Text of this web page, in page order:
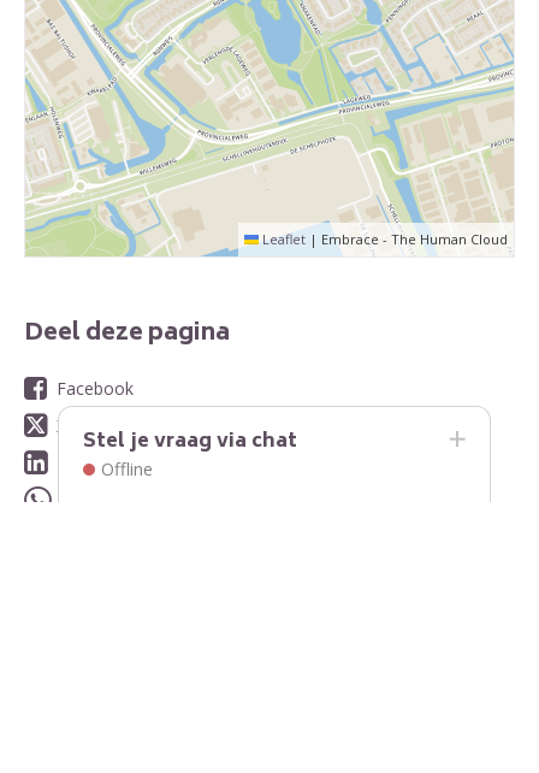
Leaflet | Embrace - The Human Cloud
Deel deze pagina
Facebook
X
LinkedIn
Stel je vraag via chat
Offline